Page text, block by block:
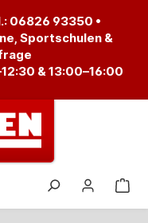
06826 93350 •
Sportschulen &
& 13:00–16:00